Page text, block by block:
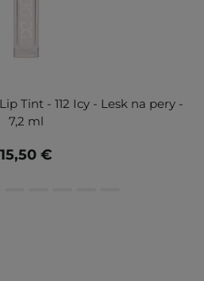
Tint - 112 Icy - Lesk na pery -
7,2 ml
15,50 €